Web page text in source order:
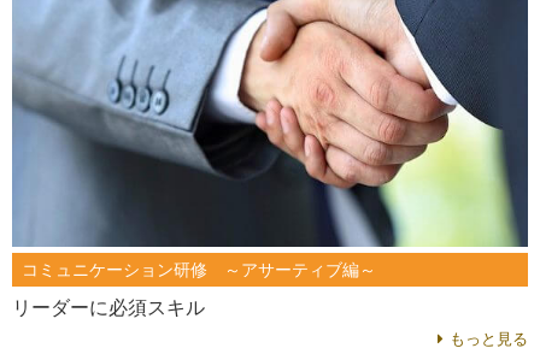
コミュニケーション研修 ～アサーティブ編～
リーダーに必須スキル
もっと見る